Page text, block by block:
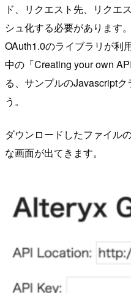
ド、リクエスト先、リクエ
シュ化する必要があります
OAuth1.0のライブラリが利
中の「Creating your own
る、サンプルのJavascript
う。
ダウンロードしたファイル
な画面が出てきます。